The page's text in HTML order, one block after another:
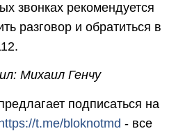
звонках рекомендуется
разговор и обратиться в
Михаил Генчу
подписаться на
t.me/bloknotmd - все